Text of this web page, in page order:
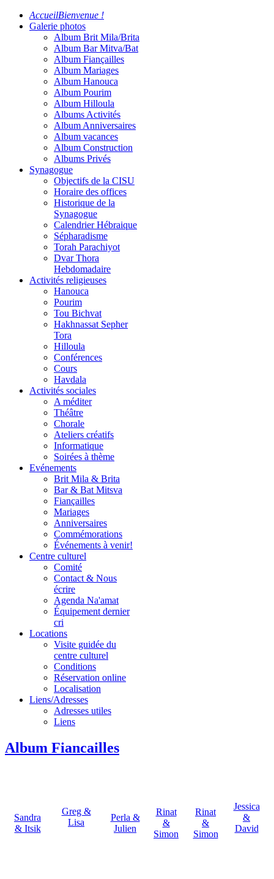
AccueilBienvenue !
Galerie photos
Album Brit Mila/Brita
Album Bar Mitva/Bat
Album Fiançailles
Album Mariages
Album Hanouca
Album Pourim
Album Hilloula
Albums Activités
Album Anniversaires
Album vacances
Album Construction
Albums Privés
Synagogue
Objectifs de la CISU
Horaire des offices
Historique de la
Synagogue
Calendrier Hébraique
Sépharadisme
Torah Parachiyot
Dvar Thora
Hebdomadaire
Activités religieuses
Hanouca
Pourim
Tou Bichvat
Hakhnassat Sepher
Tora
Hilloula
Conférences
Cours
Havdala
Activités sociales
A méditer
Théâtre
Chorale
Ateliers créatifs
Informatique
Soirées à thème
Evénements
Brit Mila & Brita
Bar & Bat Mitsva
Fiançailles
Mariages
Anniversaires
Commémorations
Événements à venir!
Centre culturel
Comité
Contact & Nous
écrire
Agenda Na'amat
Équipement dernier
cri
Locations
Visite guidée du
centre culturel
Conditions
Réservation online
Localisation
Liens/Adresses
Adresses utiles
Liens
Album Fiancailles
Sandra
& Itsik
Greg &
Lisa
Perla &
Julien
Rinat
&
Simon
Rinat
&
Simon
Jessica
&
David